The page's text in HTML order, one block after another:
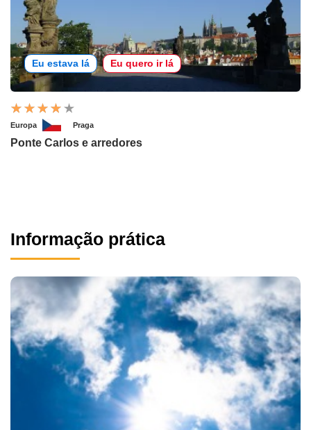
Eu estava lá Eu quero ir lá
Europa Praga
Ponte Carlos e arredores
Informação prática